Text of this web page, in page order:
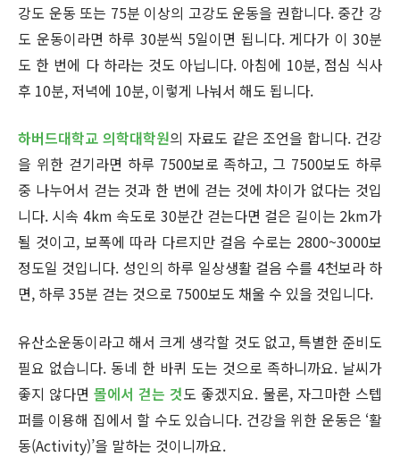
강도 운동 또는 75분 이상의 고강도 운동을 권합니다. 중간 강
도 운동이라면 하루 30분씩 5일이면 됩니다. 게다가 이 30분
도 한 번에 다 하라는 것도 아닙니다. 아침에 10분, 점심 식사
후 10분, 저녁에 10분, 이렇게 나눠서 해도 됩니다.
하버드대학교 의학대학원의 자료도 같은 조언을 합니다. 건강
을 위한 걷기라면 하루 7500보로 족하고, 그 7500보도 하루
중 나누어서 걷는 것과 한 번에 걷는 것에 차이가 없다는 것입
니다. 시속 4km 속도로 30분간 걷는다면 걸은 길이는 2km가
될 것이고, 보폭에 따라 다르지만 걸음 수로는 2800~3000보
정도일 것입니다. 성인의 하루 일상생활 걸음 수를 4천보라 하
면, 하루 35분 걷는 것으로 7500보도 채울 수 있을 것입니다.
유산소운동이라고 해서 크게 생각할 것도 없고, 특별한 준비도
필요 없습니다. 동네 한 바퀴 도는 것으로 족하니까요. 날씨가
좋지 않다면 몰에서 걷는 것도 좋겠지요. 물론, 자그마한 스텝
퍼를 이용해 집에서 할 수도 있습니다. 건강을 위한 운동은 ‘활
동(Activity)’을 말하는 것이니까요.